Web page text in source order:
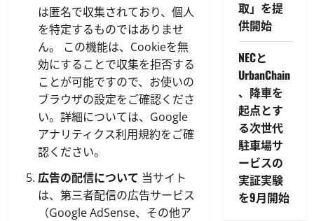
は匿名で収集されており、個人
を特定するものではありませ
ん。 この機能は、Cookieを無
効にすることで収集を拒否する
ことが可能ですので、お使いの
ブラウザの設定をご確認くださ
い。詳細については、Google
アナリティクス利用規約をご確
認ください。
広告の配信について 当サイト
は、第三者配信の広告サービス
（Google AdSense、その他ア
取」を提
供開始
NECと
UrbanChain
、降車を
起点とす
る次世代
駐車場サ
ービスの
実証実験
を9月開始